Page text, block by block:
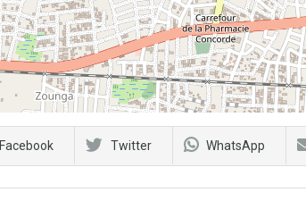
Facebook Twitter WhatsApp